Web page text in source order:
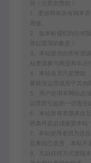
间！介意勿赞助！
1、爱游网单所有网单
2、如本帖侵犯到任何
致以最深的歉意！
3、本站提供的所有资
站资源参与商业和非
4、本站会员只是赞助
要商业运营或用于其
5、用户使用本网站必
6、本站所有资源来自
的条件是必须接受本站
7、本站使用者因为违
后果自己负责，本站
8、凡以任何方式登陆